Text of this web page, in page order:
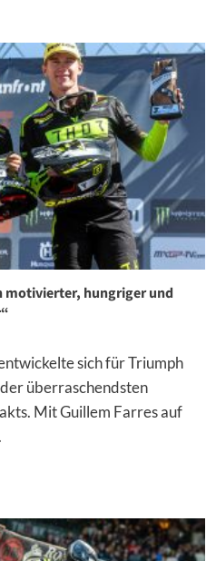
motivierter, hungriger und
sich für Triumph
überraschendsten
Mit Guillem Farres auf